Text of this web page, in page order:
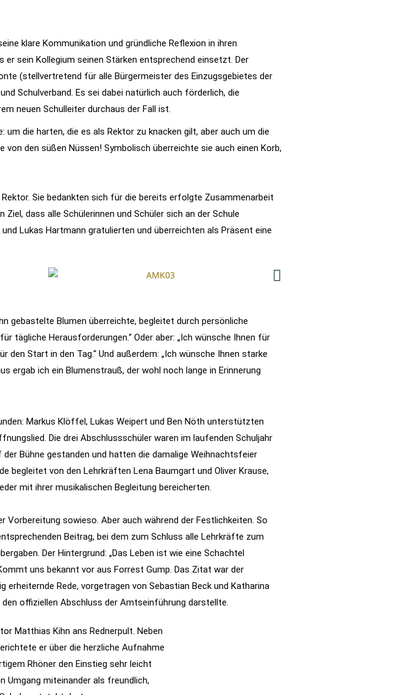
klare Kommunikation und gründliche Reflexion in ihren
sein Kollegium seinen Stärken entsprechend einsetzt. Der
(stellvertretend für alle Bürgermeister des Einzugsgebietes der
Schulverband. Es sei dabei natürlich auch förderlich, die
neuen Schulleiter durchaus der Fall ist.
die harten, die es als Rektor zu knacken gilt, aber auch um die
den süßen Nüssen! Symbolisch überreichte sie auch einen Korb,
Sie bedankten sich für die bereits erfolgte Zusammenarbeit
dass alle Schülerinnen und Schüler sich an der Schule
Lukas Hartmann gratulierten und überreichten als Präsent eine
gebastelte Blumen überreichte, begleitet durch persönliche
tägliche Herausforderungen.“ Oder aber: „Ich wünsche Ihnen für
Start in den Tag.“ Und außerdem: „Ich wünsche Ihnen starke
ergab ich ein Blumenstrauß, der wohl noch lange in Erinnerung
Markus Klöffel, Lukas Weipert und Ben Nöth unterstützten
Die drei Abschlussschüler waren im laufenden Schuljahr
Bühne gestanden und hatten die damalige Weihnachtsfeier
begleitet von den Lehrkräften Lena Baumgart und Oliver Krause,
mit ihrer musikalischen Begleitung bereicherten.
Vorbereitung sowieso. Aber auch während der Festlichkeiten. So
Beitrag, bei dem zum Schluss alle Lehrkräfte zum
Der Hintergrund: „Das Leben ist wie eine Schachtel
uns bekannt vor aus Forrest Gump. Das Zitat war der
Rede, vorgetragen von Sebastian Beck und Katharina
offiziellen Abschluss der Amtseinführung darstellte.
Matthias Kihn ans Rednerpult. Neben
er über die herzliche Aufnahme
Rhöner den Einstieg sehr leicht
Umgang miteinander als freundlich,